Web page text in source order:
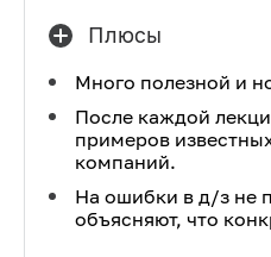
Плюсы
Много полезной и
После каждой
примеров
компаний.
На ошибки в д/з не
объясняют, что